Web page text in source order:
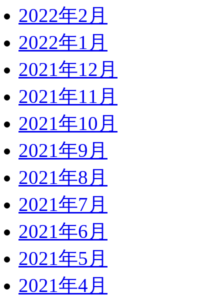
2022年2月
2022年1月
2021年12月
2021年11月
2021年10月
2021年9月
2021年8月
2021年7月
2021年6月
2021年5月
2021年4月